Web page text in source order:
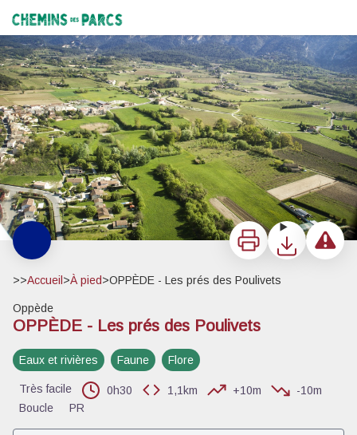
Chemins des Parcs
Voir l'image en plein écran
ImprimerTéléchargerSignaler
>>Accueil >À pied>OPPÈDE - Les prés des Poulivets
Oppède
OPPÈDE - Les prés des Poulivets
Eaux et rivières Faune Flore
Très facile 0h30 1,1km +10m
-10m
Boucle
PR